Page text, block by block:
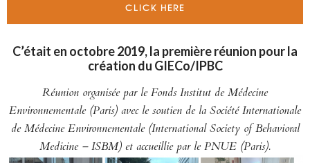
CLICK HERE
C’était en octobre 2019, la première réunion pour la
création du GIECo/IPBC
Réunion organisée par le Fonds Institut de Médecine
Environnementale (Paris) avec le soutien de la Société Internationale
de Médecine Environnementale (International Society of Behavioral
Medicine – ISBM) et accueillie par le PNUE (Paris).